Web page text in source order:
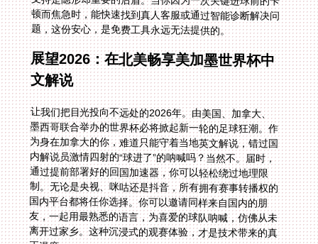
题，这份安心，是免费工具永远无法提供的。
展望2026：在北美畅享美加墨世界杯中
文解说
让我们把目光投向不远处的2026年。由美国、加拿大、
墨西哥联合举办的世界杯必将掀起新一轮的足球狂潮。作
为身在加拿大的你，难道只能守着当地英文解说，错过国
内解说员激情四射的“球进了”的呐喊吗？当然不。届时，
通过提前部署好的回国加速器，你可以轻松绕过地理限
制。无论是央视、咪咕还是抖音，所有拥有赛事转播权的
国内平台都将任你选择。你可以邀请同样来自国内的朋
友，一起用最熟悉的语言，为喜爱的球队呐喊，仿佛从未
离开过家乡。这种沉浸式的观赛体验，才是技术带来的真